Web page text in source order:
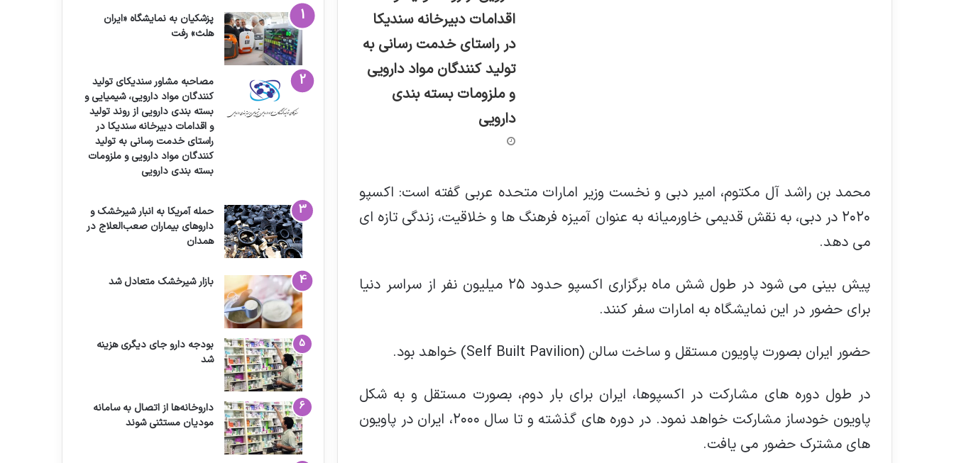
اقدامات دبیرخانه سندیکا
در راستای خدمت رسانی به
تولید کنندگان مواد دارویی
و ملزومات بسته بندی
دارویی
محمد بن راشد آل مکتوم، امیر دبی و نخست وزیر امارات متحده عربی گفته است: اکسپو
٢٠٢٠ در دبی، به نقش قدیمی خاورمیانه به عنوان آمیزه فرهنگ ها و خلاقیت، زندگی تازه ای
می دهد.
پیش بینی می شود در طول شش ماه برگزاری اکسپو حدود ٢٥ میلیون نفر از سراسر دنیا
برای حضور در این نمایشگاه به امارات سفر کنند.
حضور ایران بصورت پاویون مستقل و ساخت سالن (Self Built Pavilion) خواهد بود.
در طول دوره های مشارکت در اکسپوها، ایران برای بار دوم، بصورت مستقل و به شکل
پاویون خودساز مشارکت خواهد نمود. در دوره های گذشته و تا سال ٢٠٠٠، ایران در پاویون
های مشترک حضور می یافت.
پزشکیان به نمایشگاه «ایران
هلث» رفت
مصاحبه مشاور سندیکای تولید
کنندگان مواد دارویی، شیمیایی و
بسته بندی دارویی از روند تولید
و اقدامات دبیرخانه سندیکا در
راستای خدمت رسانی به تولید
کنندگان مواد دارویی و ملزومات
بسته بندی دارویی
حمله آمریکا به انبار شیرخشک و
داروهای بیماران صعب‌العلاج در
همدان
بازار شیرخشک متعادل شد
بودجه دارو جای دیگری هزینه
شد
داروخانه‌ها از اتصال به سامانه
مودیان مستثنی شوند